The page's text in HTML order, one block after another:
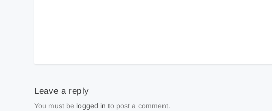
Leave a reply
You must be logged in to post a comment.